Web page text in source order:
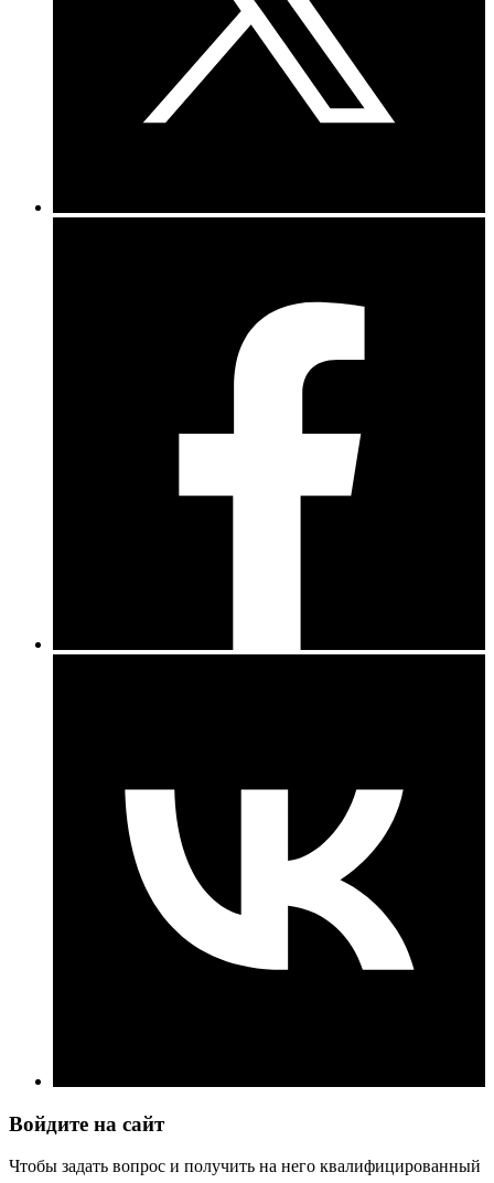
Войдите на сайт
Чтобы задать вопрос и получить на него квалифицированный